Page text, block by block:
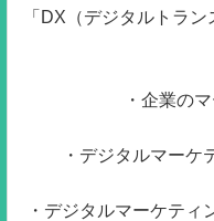
「DX（デジタルトラ
・企業の
・デジタルマーケ
・デジタルマーケティ